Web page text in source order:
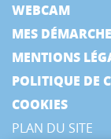
WEBCAM
MES
MENTIONS
POLITIQUE DE
COOKIES
PLAN DU SITE